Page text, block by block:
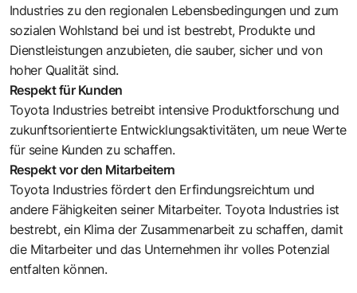
Industries zu den regionalen Lebensbedingungen und zum
sozialen Wohlstand bei und ist bestrebt, Produkte und
Dienstleistungen anzubieten, die sauber, sicher und von
hoher Qualität sind.
Respekt für Kunden
Toyota Industries betreibt intensive Produktforschung und
zukunftsorientierte Entwicklungsaktivitäten, um neue Werte
für seine Kunden zu schaffen.
Respekt vor den Mitarbeitern
Toyota Industries fördert den Erfindungsreichtum und
andere Fähigkeiten seiner Mitarbeiter. Toyota Industries ist
bestrebt, ein Klima der Zusammenarbeit zu schaffen, damit
die Mitarbeiter und das Unternehmen ihr volles Potenzial
entfalten können.